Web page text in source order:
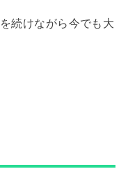
続けながら今でも大